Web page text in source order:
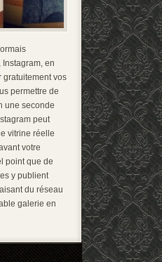
en
gratuitement vos
permettre de
une seconde
peut
vitrine réelle
votre
point que de
y publient
du réseau
galerie en